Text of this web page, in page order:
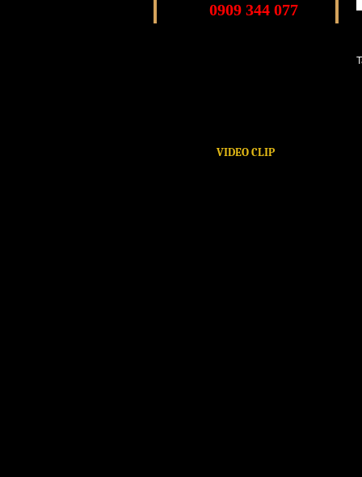
0909 344 077
VIDEO CLIP